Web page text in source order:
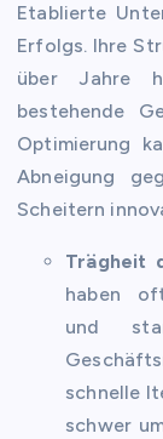
Etablierte
Erfolgs. Ihre
über Jahre
bestehende
Optimierung
Abneigung
Scheitern
Trägheit
haben
und
schnelle
schwer